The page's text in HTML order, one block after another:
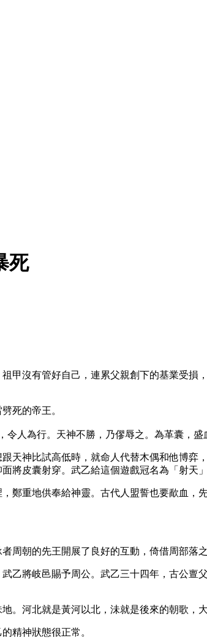
死
甲沒有管好自己，連累父親創下的基業受損
死的帝王。
人為行。天神不勝，乃僇辱之。為革囊，盛
天神比試高低時，就命人代替木偶和他博
將皮囊射穿。武乙給這個遊戲冠名為「射天」
鄭重地供奉給神靈。古代人盟誓也要歃血
周朝的先王開展了良好的互動，倚借周部落
乙將岐邑賜予周公。武乙三十四年，古公亶
。河北就是黃河以北，沬就是後來的朝歌，
精神狀態很正常。